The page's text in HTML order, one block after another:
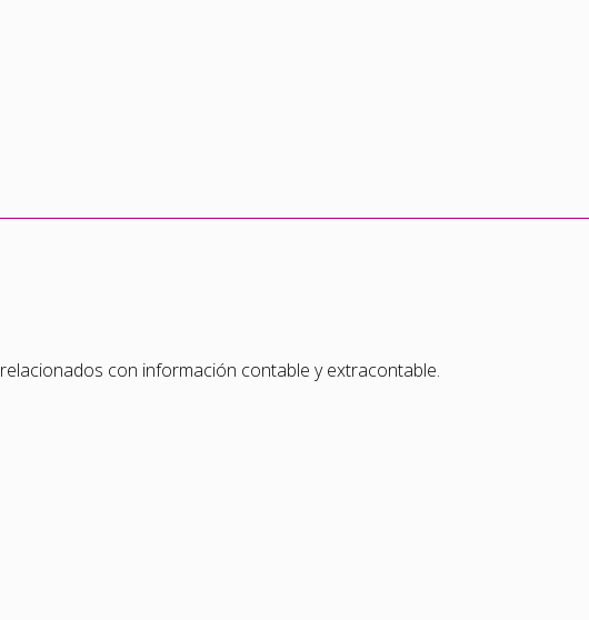
relacionados con información contable y extracontable.